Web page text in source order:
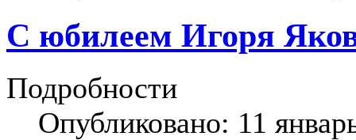
С юбилеем Игоря
Подробности
Опубликовано: 11